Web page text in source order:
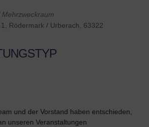
Rödermark / Urberach, 63322
und der Vorstand haben entschieden,
unseren Veranstaltungen